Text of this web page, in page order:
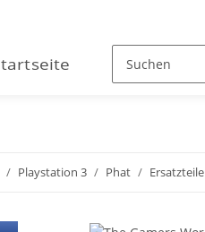
Playstation 3 Phat Ersatzteile